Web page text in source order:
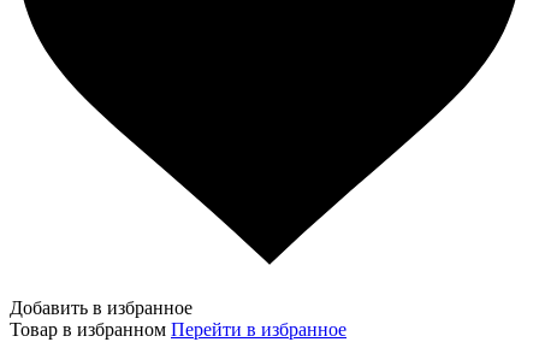
Добавить в избранное
Товар в избранном Перейти в избранное